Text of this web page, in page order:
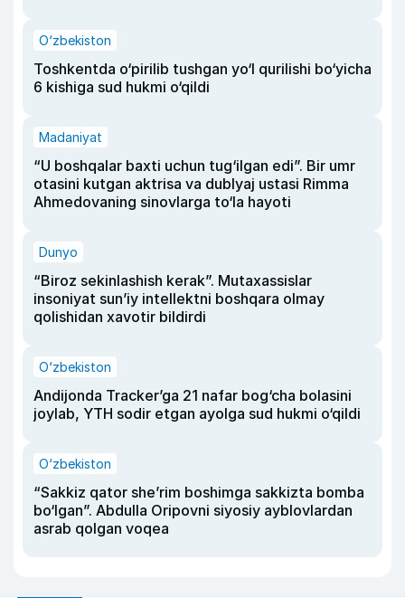
O‘zbekiston
Toshkentda o‘pirilib tushgan yo‘l qurilishi bo‘yicha
6 kishiga sud hukmi o‘qildi
Madaniyat
“U boshqalar baxti uchun tug‘ilgan edi”. Bir umr
otasini kutgan aktrisa va dublyaj ustasi Rimma
Ahmedovaning sinovlarga to‘la hayoti
Dunyo
“Biroz sekinlashish kerak”. Mutaxassislar
insoniyat sun’iy intellektni boshqara olmay
qolishidan xavotir bildirdi
O‘zbekiston
Andijonda Tracker’ga 21 nafar bog‘cha bolasini
joylab, YTH sodir etgan ayolga sud hukmi o‘qildi
O‘zbekiston
“Sakkiz qator she’rim boshimga sakkizta bomba
bo‘lgan”. Abdulla Oripovni siyosiy ayblovlardan
asrab qolgan voqea